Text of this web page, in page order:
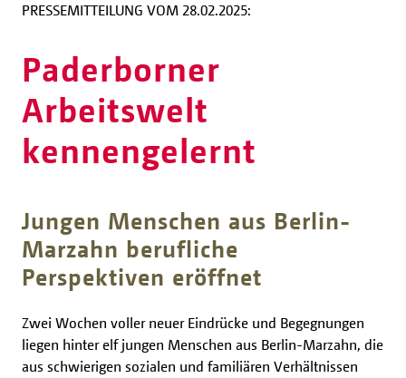
PRESSEMITTEILUNG VOM 28.02.2025:
Paderborner
Arbeitswelt
kennengelernt
Jungen Menschen aus Berlin-
Marzahn berufliche
Perspektiven eröffnet
Zwei Wochen voller neuer Eindrücke und Begegnungen
liegen hinter elf jungen Menschen aus Berlin-Marzahn, die
aus schwierigen sozialen und familiären Verhältnissen